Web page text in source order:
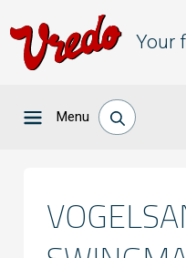
Your
Menu